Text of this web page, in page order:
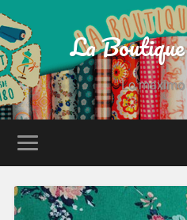
La
Lo maximo